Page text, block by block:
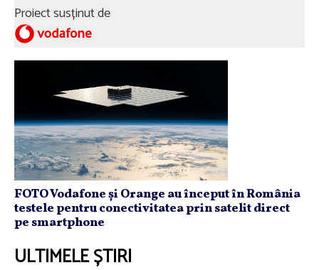
Proiect susținut de
FOTO Vodafone și Orange au început în România
testele pentru conectivitatea prin satelit direct
pe smartphone
ULTIMELE ȘTIRI